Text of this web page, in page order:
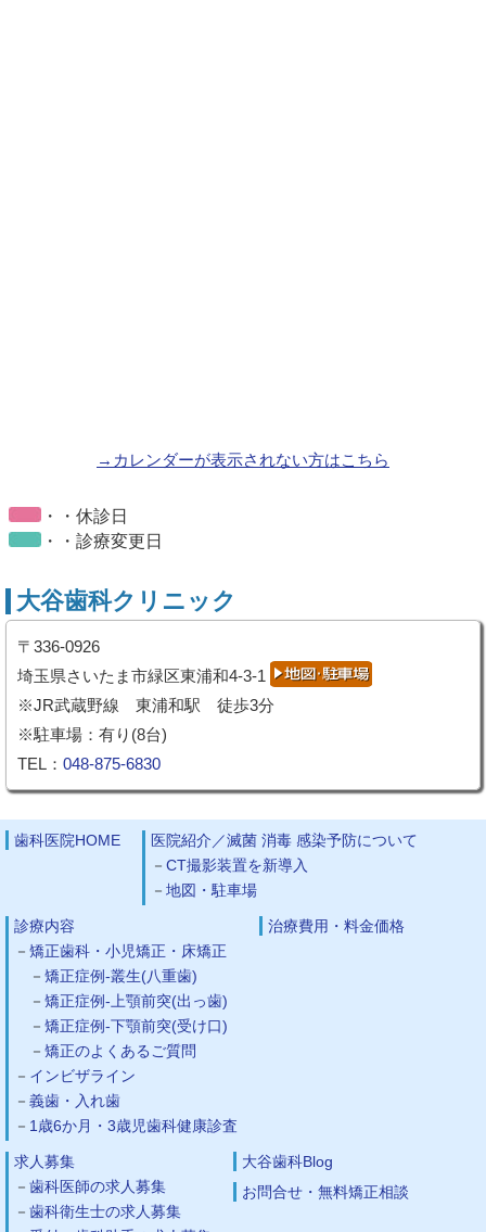
→カレンダーが表示されない方はこちら
・・休診日
・・診療変更日
大谷歯科クリニック
〒336-0926
埼玉県さいたま市緑区東浦和4-3-1
※JR武蔵野線 東浦和駅 徒歩3分
※駐車場：有り(8台)
TEL： 048-875-6830
歯科医院HOME
医院紹介／滅菌 消毒 感染予防について
CT撮影装置を新導入
地図・駐車場
診療内容
矯正歯科・小児矯正・床矯正
矯正症例-叢生(八重歯)
矯正症例-上顎前突(出っ歯)
矯正症例-下顎前突(受け口)
矯正のよくあるご質問
インビザライン
義歯・入れ歯
1歳6か月・3歳児歯科健康診査
治療費用・料金価格
求人募集
歯科医師の求人募集
歯科衛生士の求人募集
大谷歯科Blog
お問合せ・無料矯正相談